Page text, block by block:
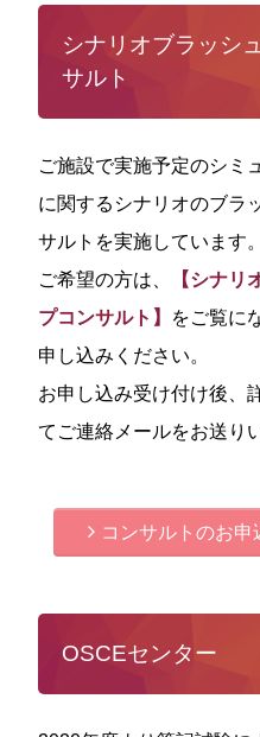
シナリオブラッシ
サルト
ご施設で実施予定のシミ
に関するシナリオのブラ
サルトを実施しています。
ご希望の方は、
【シナリ
プコンサルト】
をご覧に
申し込みください。
お申し込み受け付け後、
てご連絡メールをお送り
コンサルトのお申
OSCEセンター